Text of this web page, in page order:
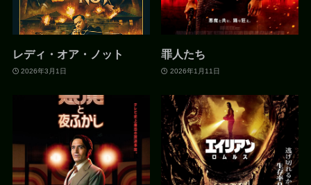
レディ・オア・ノット
2026年3月1日
罪人たち
2026年1月11日